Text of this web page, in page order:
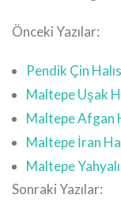
Önceki Yazılar:
Pendik Çin
Maltepe Uşak
Maltepe Afgan
Maltepe İran
Maltepe
Sonraki Yazılar: